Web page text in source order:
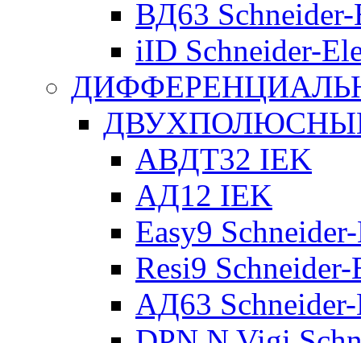
ВД63
iID Schneider-
АВДТ32 IEK
АД12 IEK
Easy9
Resi9
АД63